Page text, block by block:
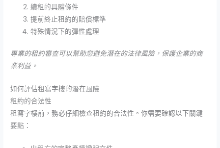
續租的具體條件
提前終止租約的賠償標準
特殊情況下的彈性處理
專業的租約審查可以幫助您避免潛在的法律風險，保護企業的商
業利益。
如何評估租寫字樓的潛在風險
租約的合法性
租寫字樓前，務必仔細檢查租約的合法性。你需要確認以下關鍵
要點：